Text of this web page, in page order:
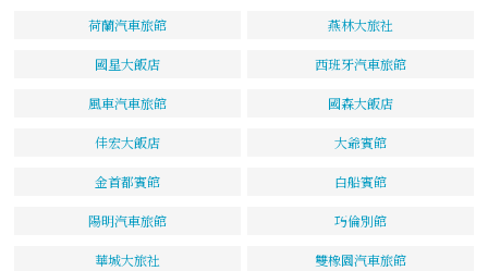
荷蘭汽車旅館 燕林大旅社
國星大飯店 西班牙汽車旅館
風車汽車旅館 國森大飯店
佳宏大飯店 大爺賓館
金首都賓館 白船賓館
陽明汽車旅館 巧倫別館
華城大旅社 雙橡園汽車旅館